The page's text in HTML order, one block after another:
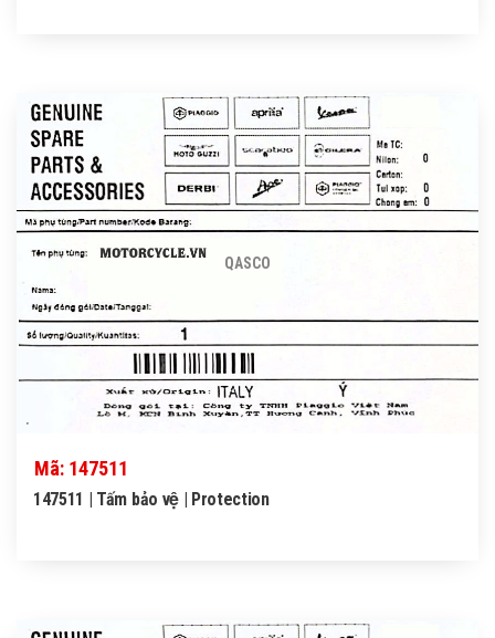
QASCO
Mã: 147511
147511 | Tấm bảo vệ | Protection